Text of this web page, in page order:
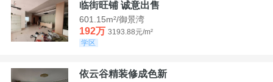
临街旺铺 诚意出售
601.15m²/御景湾
192万 3193.88元/m²
学区
依云谷精装修成色新